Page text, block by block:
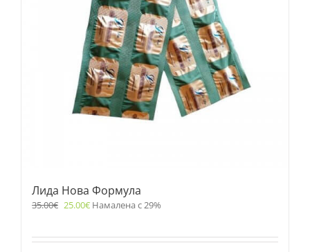
Лида Нова Формула
35.00€ 25.00€ Намалена с 29%